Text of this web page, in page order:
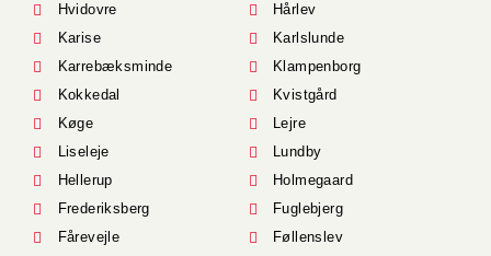
Hvidovre
Hårlev
Karise
Karlslunde
Karrebæksminde
Klampenborg
Kokkedal
Kvistgård
Køge
Lejre
Liseleje
Lundby
Hellerup
Holmegaard
Frederiksberg
Fuglebjerg
Fårevejle
Føllenslev